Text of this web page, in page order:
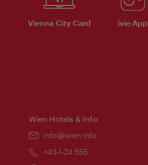
Vienna City Card ivie App
Wien Hotels & Info
Email:
info@wien.info
Telefon:
+43-1-24 555